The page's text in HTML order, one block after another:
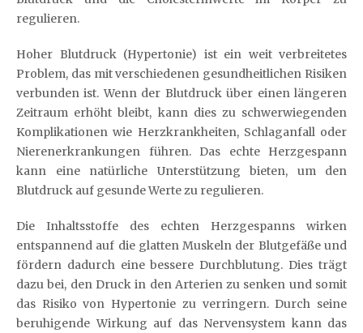
regulieren.
Hoher Blutdruck (Hypertonie) ist ein weit verbreitetes
Problem, das mit verschiedenen gesundheitlichen Risiken
verbunden ist. Wenn der Blutdruck über einen längeren
Zeitraum erhöht bleibt, kann dies zu schwerwiegenden
Komplikationen wie Herzkrankheiten, Schlaganfall oder
Nierenerkrankungen führen. Das echte Herzgespann
kann eine natürliche Unterstützung bieten, um den
Blutdruck auf gesunde Werte zu regulieren.
Die Inhaltsstoffe des echten Herzgespanns wirken
entspannend auf die glatten Muskeln der Blutgefäße und
fördern dadurch eine bessere Durchblutung. Dies trägt
dazu bei, den Druck in den Arterien zu senken und somit
das Risiko von Hypertonie zu verringern. Durch seine
beruhigende Wirkung auf das Nervensystem kann das